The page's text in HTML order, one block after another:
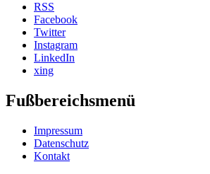
RSS
Facebook
Twitter
Instagram
LinkedIn
xing
Fußbereichsmenü
Impressum
Datenschutz
Kontakt